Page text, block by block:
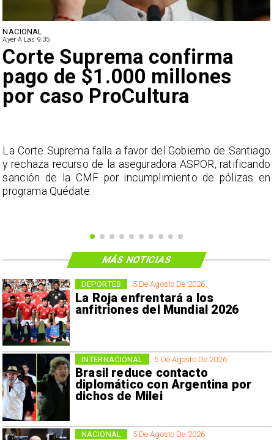
NACIONAL
Ayer A Las 9:35
Corte Suprema confirma
pago de $1.000 millones
por caso ProCultura
La Corte Suprema falla a favor del Gobierno de Santiago
y rechaza recurso de la aseguradora ASPOR, ratificando
sanción de la CMF por incumplimiento de pólizas en
programa Quédate.
5 De Agosto De 2026
La Roja enfrentará a los
anfitriones del Mundial 2026
DEPORTES
5 De Agosto De 2026
Brasil reduce contacto
diplomático con Argentina por
dichos de Milei
INTERNACIONAL
5 De Agosto De 2026
NACIONAL
MÁS NOTICIAS